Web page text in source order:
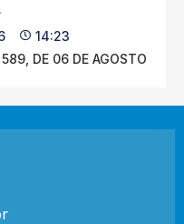
14:23
DE 06 DE AGOSTO